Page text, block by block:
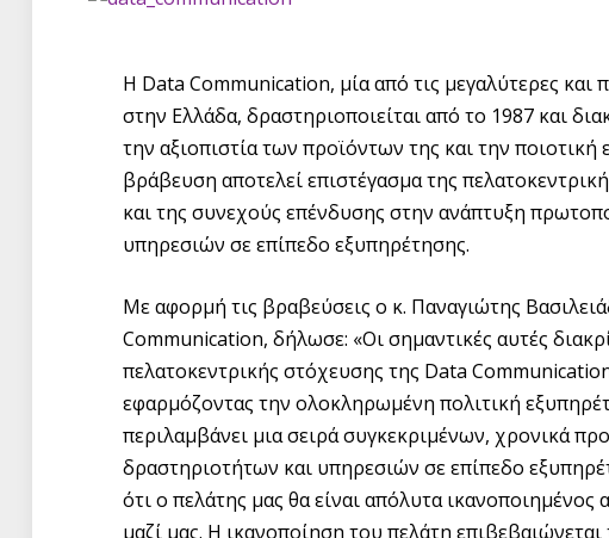
Η Data Communication, μία από τις μεγαλύτερες και
στην Ελλάδα, δραστηριοποιείται από το 1987 και
την αξιοπιστία των προϊόντων της και την
βράβευση αποτελεί επιστέγασμα της
και της συνεχούς επένδυσης στην ανάπτυξη
υπηρεσιών σε επίπεδο εξυπηρέτησης.
Με αφορμή τις βραβεύσεις ο κ. Παναγιώτης
Communication, δήλωσε: «Οι σημαντικές αυτές
πελατοκεντρικής στόχευσης της Data
εφαρμόζοντας την ολοκληρωμένη πολιτική
περιλαμβάνει μια σειρά συγκεκριμένων, χρονικά
δραστηριοτήτων και υπηρεσιών σε επίπεδο
ότι ο πελάτης μας θα είναι απόλυτα
μαζί μας. Η ικανοποίηση του πελάτη επιβεβαιώνεται